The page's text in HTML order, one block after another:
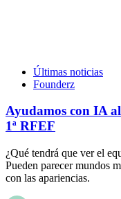
Últimas noticias
Founderz
Ayudamos con IA
1ª RFEF
¿Qué tendrá que ver el
Pueden parecer mundos
con las apariencias.